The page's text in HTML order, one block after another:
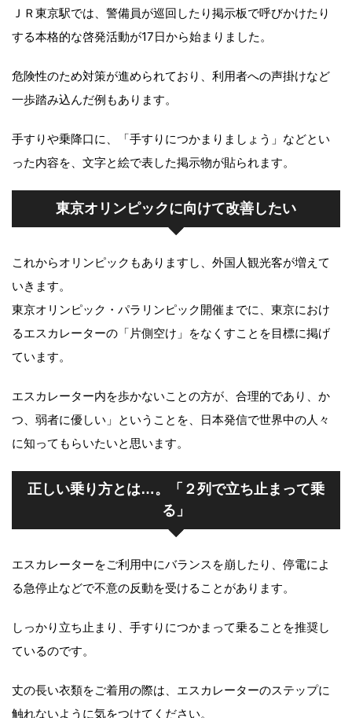
ＪＲ東京駅では、警備員が巡回したり掲示板で呼びかけたり
する本格的な啓発活動が17日から始まりました。
危険性のため対策が進められており、利用者への声掛けなど
一歩踏み込んだ例もあります。
手すりや乗降口に、「手すりにつかまりましょう」などとい
った内容を、文字と絵で表した掲示物が貼られます。
東京オリンピックに向けて改善したい
これからオリンピックもありますし、外国人観光客が増えて
いきます。
東京オリンピック・パラリンピック開催までに、東京におけ
るエスカレーターの「片側空け」をなくすことを目標に掲げ
ています。
エスカレーター内を歩かないことの方が、合理的であり、か
つ、弱者に優しい」ということを、日本発信で世界中の人々
に知ってもらいたいと思います。
正しい乗り方とは…。「２列で立ち止まって乗
る」
エスカレーターをご利用中にバランスを崩したり、停電によ
る急停止などで不意の反動を受けることがあります。
しっかり立ち止まり、手すりにつかまって乗ることを推奨し
ているのです。
丈の長い衣類をご着用の際は、エスカレーターのステップに
触れないように気をつけてください。